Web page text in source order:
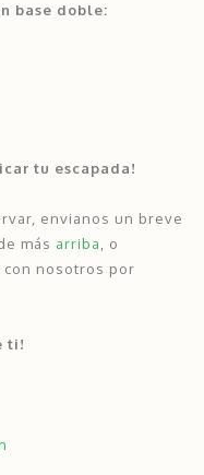
base doble:
tu escapada!
envianos un breve
más arriba
, o
nosotros por
ti!